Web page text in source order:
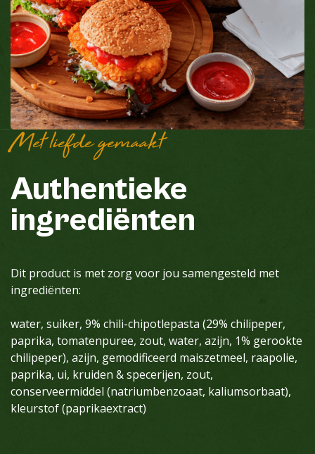
Met liefde gemaakt
Authentieke
ingrediënten
Dit product is met zorg voor jou samengesteld met
ingrediënten:
water, suiker, 9% chili-chipotlepasta (29% chilipeper,
paprika, tomatenpuree, zout, water, azijn, 1% gerookte
chilipeper), azijn, gemodificeerd maiszetmeel, raapolie,
paprika, ui, kruiden & specerijen, zout,
conserveermiddel (natriumbenzoaat, kaliumsorbaat),
kleurstof (paprikaextract)